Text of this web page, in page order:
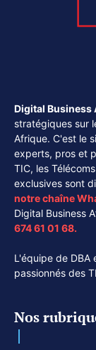
Digital Business
stratégiques sur
Afrique. C'est le
experts, pros et
TIC, les
exclusives sont
notre chaîne
Digital Business
674 61 01 68.
L'équipe de
passionnés des
Nos